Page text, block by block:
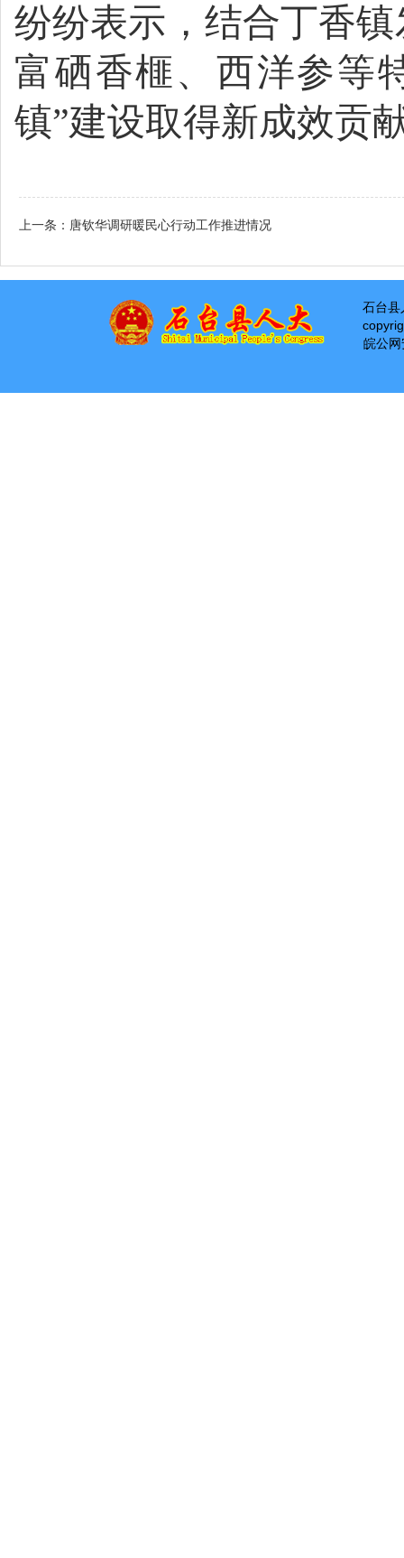
纷纷表示， 结合丁香
富硒香榧、西洋参等
镇”建设取得新成效贡
上一条： 唐钦华调研暖民心行动工作推进情况
石台县
皖公